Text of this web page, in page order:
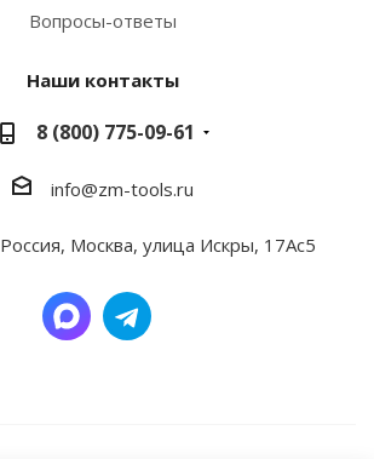
Вопросы-ответы
Наши контакты
8 (800) 775-09-61
info@zm-tools.ru
Россия, Москва, улица Искры, 17Ас5